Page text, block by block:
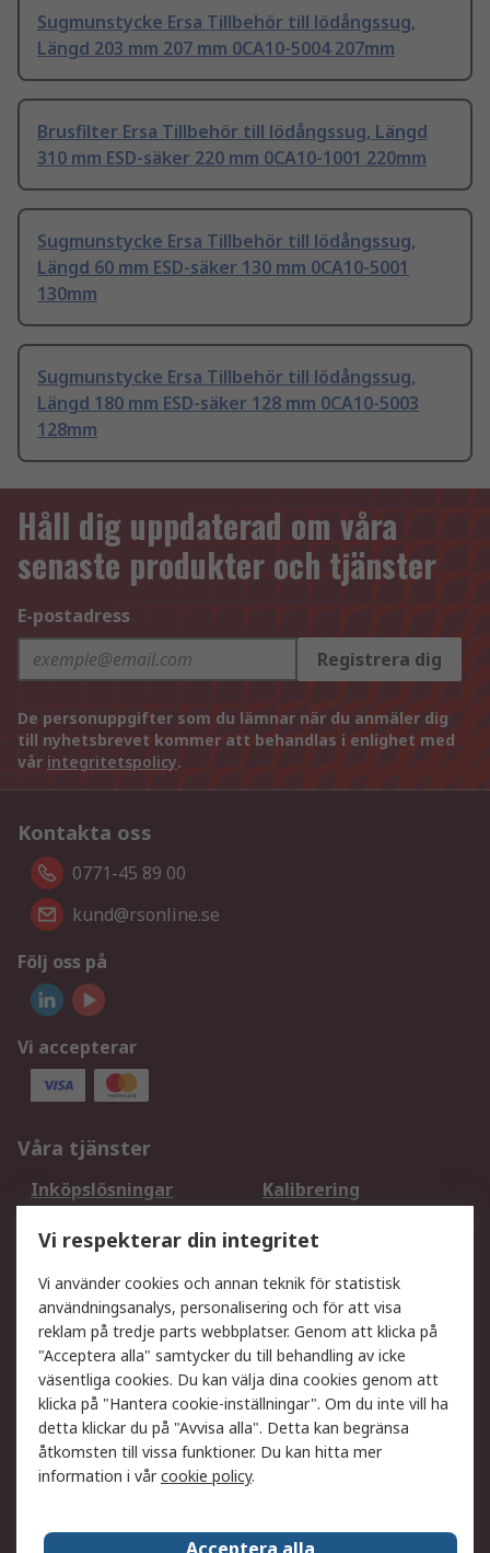
Sugmunstycke Ersa Tillbehör till lödångssug,
Längd 203 mm 207 mm 0CA10-5004 207mm
Brusfilter Ersa Tillbehör till lödångssug, Längd
310 mm ESD-säker 220 mm 0CA10-1001 220mm
Sugmunstycke Ersa Tillbehör till lödångssug,
Längd 60 mm ESD-säker 130 mm 0CA10-5001
130mm
Sugmunstycke Ersa Tillbehör till lödångssug,
Längd 180 mm ESD-säker 128 mm 0CA10-5003
128mm
Håll dig uppdaterad om våra
senaste produkter och tjänster
E-postadress
Registrera dig
De personuppgifter som du lämnar när du anmäler dig
till nyhetsbrevet kommer att behandlas i enlighet med
vår integritetspolicy.
Kontakta oss
0771-45 89 00
kund@rsonline.se
Följ oss på
Vi accepterar
Våra tjänster
Inköpslösningar
Kalibrering
DesignSpark
Teknisk Support
Ditt lokala säljteam
Exportlösningar
Support
Få hjälp
Retur av varor
Leverans
Spåra din order
Begär en fakturakopi
Fördelar med RS-konto
Betalningsalternativ
Vi respekterar din integritet
Vi använder cookies och annan teknik för statistisk
användningsanalys, personalisering och för att visa
reklam på tredje parts webbplatser. Genom att klicka på
"Acceptera alla" samtycker du till behandling av icke
väsentliga cookies. Du kan välja dina cookies genom att
klicka på "Hantera cookie-inställningar". Om du inte vill ha
detta klickar du på "Avvisa alla". Detta kan begränsa
åtkomsten till vissa funktioner. Du kan hitta mer
information i vårcookie policy.